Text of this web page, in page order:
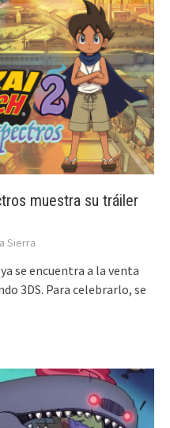
muestra su tráiler
Sierra
se encuentra a la venta
3DS. Para celebrarlo, se